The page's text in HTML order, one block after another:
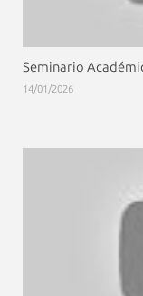
Seminario
14/01/2026